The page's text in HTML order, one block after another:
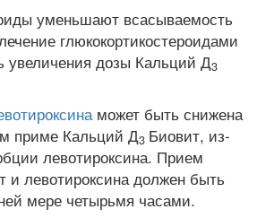
уменьшают всасываемость
глюкокортикостероидами
увеличения дозы Кальций Д3
может быть снижена
приме Кальций Д3 Биовит, из-
левотироксина. Прием
и левотироксина должен быть
мере четырьмя часами.